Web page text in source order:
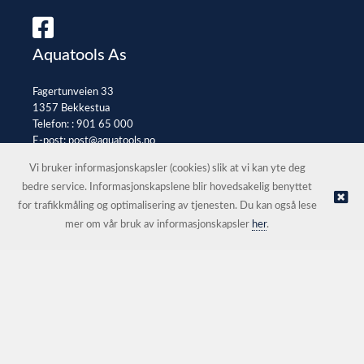
Aquatools As
Fagertunveien 33
1357 Bekkestua
Telefon: : 901 65 000
E-post:post@aquatools.no
© Aquatools As |Nettbutikk levert av Kréatif
Vi bruker informasjonskapsler (cookies) slik at vi kan yte deg
bedre service. Informasjonskapslene blir hovedsakelig benyttet
for trafikkmåling og optimalisering av tjenesten. Du kan også lese
mer om vår bruk av informasjonskapsler her.